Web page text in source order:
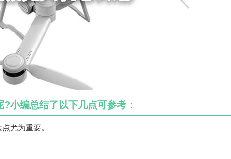
小编总结了以下几点可参考：
尤为重要。